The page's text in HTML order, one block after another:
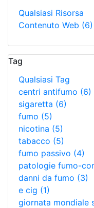
Qualsiasi Risorsa
Contenuto Web (6)
Tag
Qualsiasi Tag
centri antifumo (6)
sigaretta (6)
fumo (5)
nicotina (5)
tabacco (5)
fumo passivo (4)
patologie fumo-
danni da fumo (3)
e cig (1)
giornata mondiale